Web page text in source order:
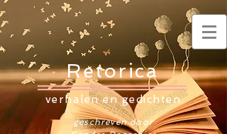
Retorica
verhalen en gedichten
geschreven door